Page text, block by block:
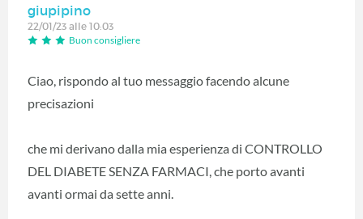
giupipino
22/01/23 alle 10:03
Buon consigliere
Ciao, rispondo al tuo messaggio facendo alcune
precisazioni
che mi derivano dalla mia esperienza di CONTROLLO
DEL DIABETE SENZA FARMACI, che porto avanti
avanti ormai da sette anni.